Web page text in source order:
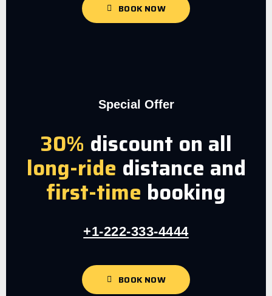
BOOK NOW
Special Offer
30% discount on all
long-ride distance and
first-time booking
+1-222-333-4444
BOOK NOW